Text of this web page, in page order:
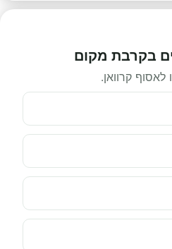
בקרבת מקום
לאסוף קרוואן.